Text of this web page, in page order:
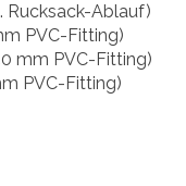
Rucksack-Ablauf)
PVC-Fitting)
mm PVC-Fitting)
PVC-Fitting)